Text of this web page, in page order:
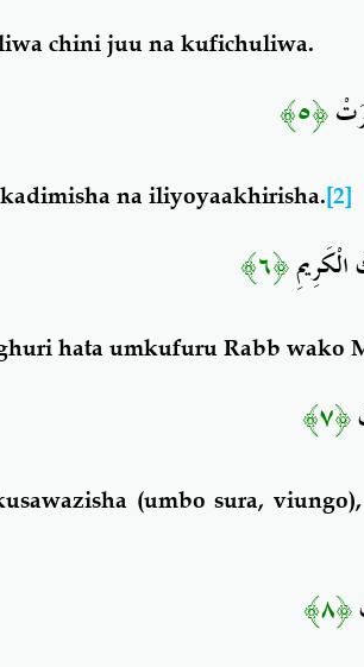
chini juu na kufichuliwa.
﴿٥﴾
na iliyoyaakhirisha.[2]
الْكَرِيمِ﴿٦﴾
hata umkufuru Rabb wako
﴿٧﴾
(umbo sura,
﴿٨﴾